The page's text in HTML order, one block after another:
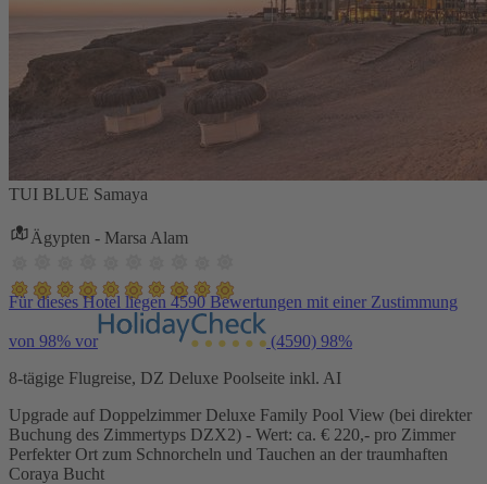
TUI BLUE Samaya
Ägypten - Marsa Alam
Für dieses Hotel liegen 4590 Bewertungen mit einer Zustimmung
von 98% vor (4590) 98%
8-tägige Flugreise, DZ Deluxe Poolseite inkl. AI
Upgrade auf Doppelzimmer Deluxe Family Pool View (bei direkter
Buchung des Zimmertyps DZX2) - Wert: ca. € 220,- pro Zimmer
Perfekter Ort zum Schnorcheln und Tauchen an der traumhaften
Coraya Bucht